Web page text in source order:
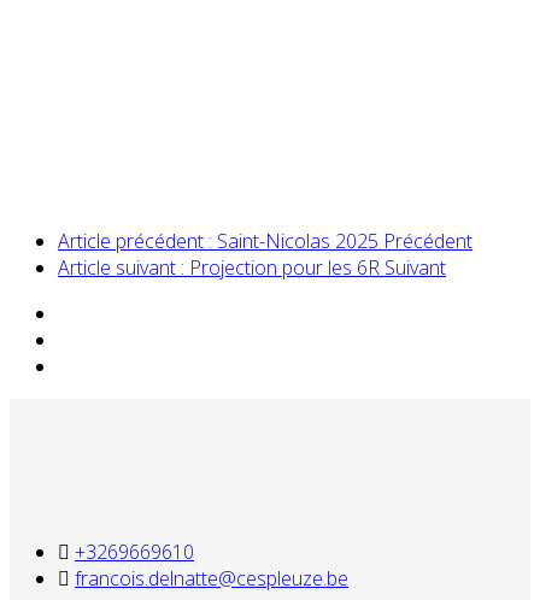
Article précédent : Saint-Nicolas 2025 Précédent
Article suivant : Projection pour les 6R Suivant
+3269669610
francois.delnatte@cespleuze.be